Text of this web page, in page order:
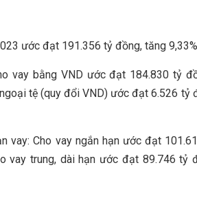
ước đạt 191.356 tỷ đồng, tăng
vay bằng VND ước đạt 184.830 tỷ
tệ (quy đổi VND) ước đạt 6.526
vay: Cho vay ngắn hạn ước đạt
vay trung, dài hạn ước đạt 89.746 tỷ